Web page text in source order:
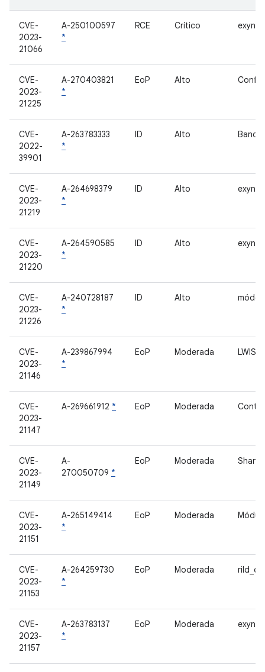
CVE-
2023-
21066
A-250100597
*
RCE Crítico
CVE-
2023-
21225
A-270403821
*
EoP Alto
CVE-
2022-
39901
A-263783333
*
ID Alto Banda
CVE-
2023-
21219
A-264698379
*
ID Alto
CVE-
2023-
21220
A-264590585
*
ID Alto
CVE-
2023-
21226
A-240728187
*
ID Alto
CVE-
2023-
21146
A-239867994
*
EoP Moderada LWIS
CVE-
2023-
21147
A-269661912 * EoP Moderada
CVE-
2023-
21149
A-
270050709 *
EoP Moderada
CVE-
2023-
21151
A-265149414
*
EoP Moderada
CVE-
2023-
21153
A-264259730
*
EoP Moderada
CVE-
2023-
21157
A-263783137
*
EoP Moderada